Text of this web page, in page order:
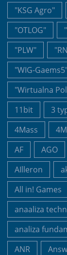
"KSG Agro"
"OTLOG"
"PLW"
"WIG-
"Wirtualna
11bit
3
4Mass
AF
AGO
AIlleron
All in! Games
anaaliza
analiza
ANR